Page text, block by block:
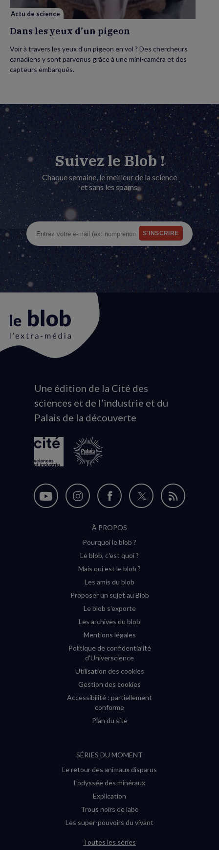
Actu de science
Dans les yeux d’un pigeon
Voir à travers les yeux d’un pigeon en vol ? Des chercheurs
canadiens y sont parvenus grâce à une mini-caméra et des
capteurs embarqués.
Suivez le Blob !
Chaque semaine, le meilleur de la science
et sans les spams.
Animation
du
logo
Une édition de la Cité des
sciences et de l’industrie et du
Palais de la découverte
Nous
Nous
Instagram
(nouvelle
Nous
sur
Facebook
(nouvelle
Nous
Flux
À PROPOS
Pourquoi le blob ?
Le blob, c'est quoi ?
Mais qui est le blob ?
Les amis du blob
Proposer un sujet au Blob
Le blob s'exporte
Les archives du blob
Mentions légales
Politique de confidentialité
d'Universcience
Utilisation des cookies
Gestion des cookies
Accessibilité : partiellement
conforme
Plan du site
SÉRIES DU MOMENT
Le retour des animaux disparus
L’odyssée des minéraux
Explication
Trous noirs de labo
Les super-pouvoirs du vivant
Toutes les séries